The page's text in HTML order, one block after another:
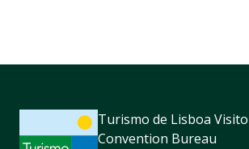
Turismo de Lisboa
Convention Bureau